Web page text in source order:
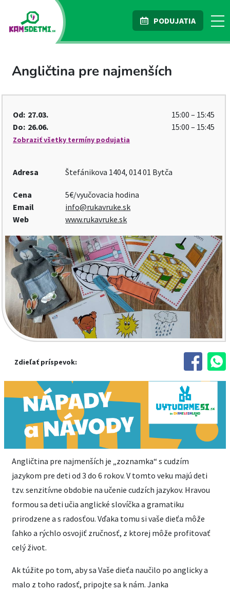
PODUJATIA
Angličtina pre najmenších
Od: 27.03.
15:00 – 15:45
Do: 26.06. 15:00 – 15:45
Zobraziť všetky termíny podujatia
Adresa Štefánikova 1404, 014 01 Bytča
Cena
5€/vyučovacia hodina
Email
info@rukavruke.sk
Web
www.rukavruke.sk
Zdieľať príspevok:
Angličtina pre najmenších je „zoznamka“ s cudzím
jazykom pre deti od 3 do 6 rokov. V tomto veku majú deti
tzv. senzitívne obdobie na učenie cudzích jazykov. Hravou
formou sa deti učia anglické slovíčka a gramatiku
prirodzene a s radosťou. Vďaka tomu si vaše dieťa môže
ľahko a rýchlo osvojiť zručnosť, z ktorej môže profitovať
celý život.
Ak túžite po tom, aby sa Vaše dieťa naučilo po anglicky a
malo z toho radosť, pripojte sa k nám. Janka